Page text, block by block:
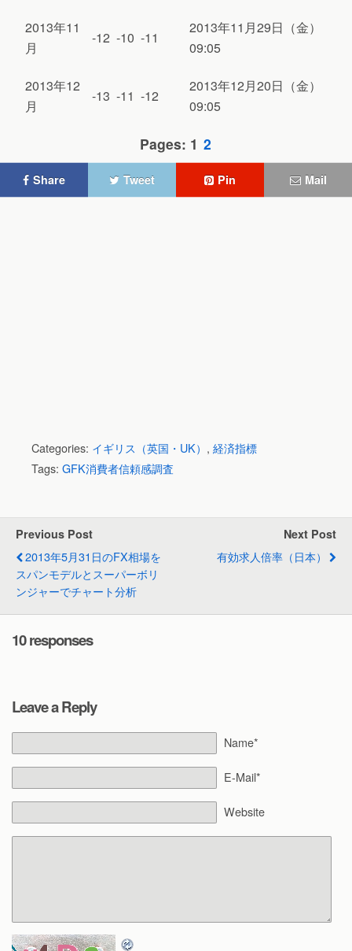
2013年11
月
-12 -10 -11
2013年11月29日（金）
09:05
2013年12
月
-13 -11 -12
2013年12月20日（金）
09:05
Pages: 1 2
Share Tweet Pin Mail
Categories: イギリス（英国・UK） , 経済指標
Tags: GFK消費者信頼感調査
Previous Post
2013年5月31日のFX相場を
スパンモデルとスーパーボリ
ンジャーでチャート分析
Next Post
有効求人倍率（日本）
10 responses
Leave a Reply
Name*
E-Mail*
Website